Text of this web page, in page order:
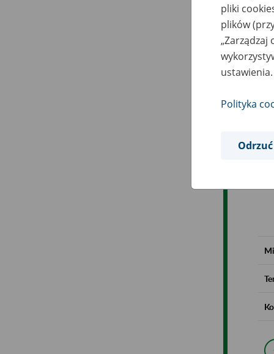
pliki
plików
„Zarządzaj
Polityka